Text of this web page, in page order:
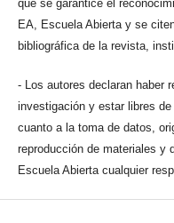
que se garantice el
EA, Escuela Abierta y se
bibliográfica de la revista,
- Los autores declaran haber
investigación y estar libres
cuanto a la toma de datos,
reproducción de materiales y
Escuela Abierta cualquier